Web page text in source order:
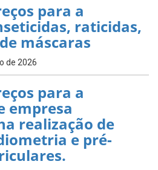
para a
raticidas,
máscaras
de 2026
para a
empresa
realização de
e pré-